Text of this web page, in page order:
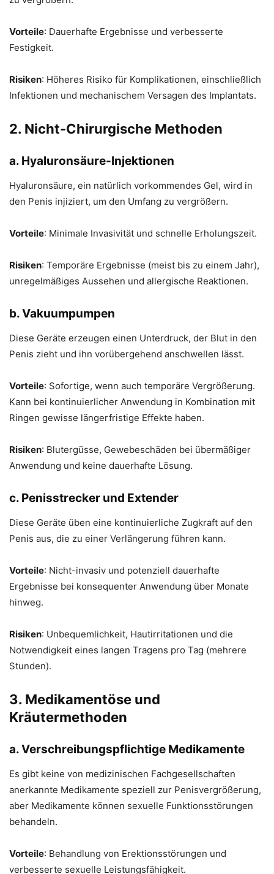
Vorteile: Dauerhafte Ergebnisse und verbesserte
Festigkeit.
Risiken: Höheres Risiko für Komplikationen, einschließlich
Infektionen und mechanischem Versagen des Implantats.
2. Nicht-Chirurgische Methoden
a. Hyaluronsäure-Injektionen
Hyaluronsäure, ein natürlich vorkommendes Gel, wird in
den Penis injiziert, um den Umfang zu vergrößern.
Vorteile: Minimale Invasivität und schnelle Erholungszeit.
Risiken: Temporäre Ergebnisse (meist bis zu einem Jahr),
unregelmäßiges Aussehen und allergische Reaktionen.
b. Vakuumpumpen
Diese Geräte erzeugen einen Unterdruck, der Blut in den
Penis zieht und ihn vorübergehend anschwellen lässt.
Vorteile: Sofortige, wenn auch temporäre Vergrößerung.
Kann bei kontinuierlicher Anwendung in Kombination mit
Ringen gewisse längerfristige Effekte haben.
Risiken: Blutergüsse, Gewebeschäden bei übermäßiger
Anwendung und keine dauerhafte Lösung.
c. Penisstrecker und Extender
Diese Geräte üben eine kontinuierliche Zugkraft auf den
Penis aus, die zu einer Verlängerung führen kann.
Vorteile: Nicht-invasiv und potenziell dauerhafte
Ergebnisse bei konsequenter Anwendung über Monate
hinweg.
Risiken: Unbequemlichkeit, Hautirritationen und die
Notwendigkeit eines langen Tragens pro Tag (mehrere
Stunden).
3. Medikamentöse und
Kräutermethoden
a. Verschreibungspflichtige Medikamente
Es gibt keine von medizinischen Fachgesellschaften
anerkannte Medikamente speziell zur Penisvergrößerung,
aber Medikamente können sexuelle Funktionsstörungen
behandeln.
Vorteile: Behandlung von Erektionsstörungen und
verbesserte sexuelle Leistungsfähigkeit.